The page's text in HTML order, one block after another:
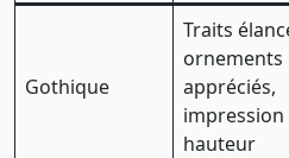
Gothique
Traits
ornements
appréciés,
impression
hauteur